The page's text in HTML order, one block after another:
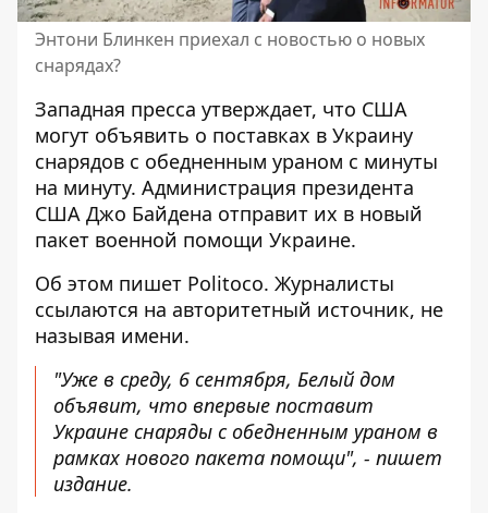
Энтони Блинкен приехал с новостью о новых
снарядах?
Западная пресса утверждает, что США
могут объявить о поставках в Украину
снарядов с обедненным ураном с минуты
на минуту. Администрация президента
США Джо Байдена отправит их в новый
пакет военной помощи Украине.
Об этом пишет Politoco. Журналисты
ссылаются на авторитетный источник, не
называя имени.
"Уже в среду, 6 сентября, Белый дом
объявит, что впервые поставит
Украине снаряды с обедненным ураном в
рамках нового пакета помощи", - пишет
издание.